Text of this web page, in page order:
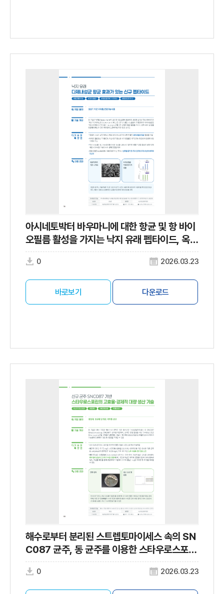
아시네토박터 바우마니에 대한 항균 및 항 바이
오필름 활성을 가지는 낙지 유래 펩타이드, 옥토
프로마이신
0 2026.03.23
바로보기 다운로드
해수로부터 분리된 스트렙토마이세스 속의 SN
C087 균주, 동 균주를 이용한 스타우로스포린
의 생산방법, 동 균주의 배양방법 및 동 균주의
순수배양액
0 2026.03.23